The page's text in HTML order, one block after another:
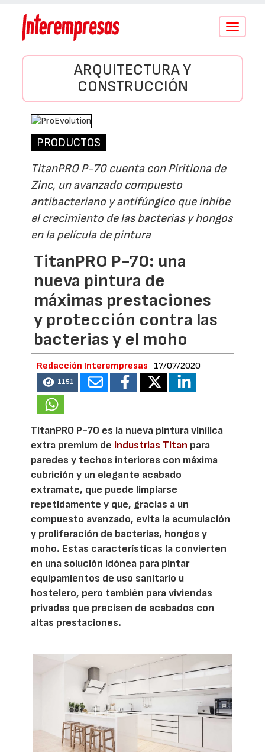
Conmutar
ARQUITECTURA Y
CONSTRUCCIÓN
PRODUCTOS
TitanPRO P-70 cuenta con Piritiona de
Zinc, un avanzado compuesto
antibacteriano y antifúngico que inhibe
el crecimiento de las bacterias y hongos
en la película de pintura
TitanPRO P-70: una
nueva pintura de
máximas prestaciones
y protección contra las
bacterias y el moho
Redacción Interempresas 17/07/2020
1151
TitanPRO P-70 es la nueva pintura vinílica
extra premium de Industrias Titan para
paredes y techos interiores con máxima
cubrición y un elegante acabado
extramate, que puede limpiarse
repetidamente y que, gracias a un
compuesto avanzado, evita la acumulación
y proliferación de bacterias, hongos y
moho. Estas características la convierten
en una solución idónea para pintar
equipamientos de uso sanitario u
hostelero, pero también para viviendas
privadas que precisen de acabados con
altas prestaciones.